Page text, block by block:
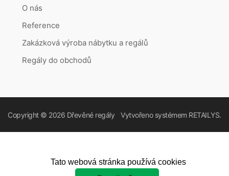
O nás
Reference
Zakázková výroba nábytku a regálů
Regály do obchodů
Copyright © 2026 Dřevěné regály Vytvořeno systémem RETAILYS.
Tato webová stránka používá cookies